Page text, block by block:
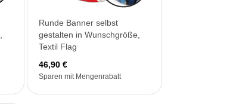
Runde Banner selbst
gestalten in Wunschgröße,
Textil Flag
46,90 €
Sparen mit Mengenrabatt